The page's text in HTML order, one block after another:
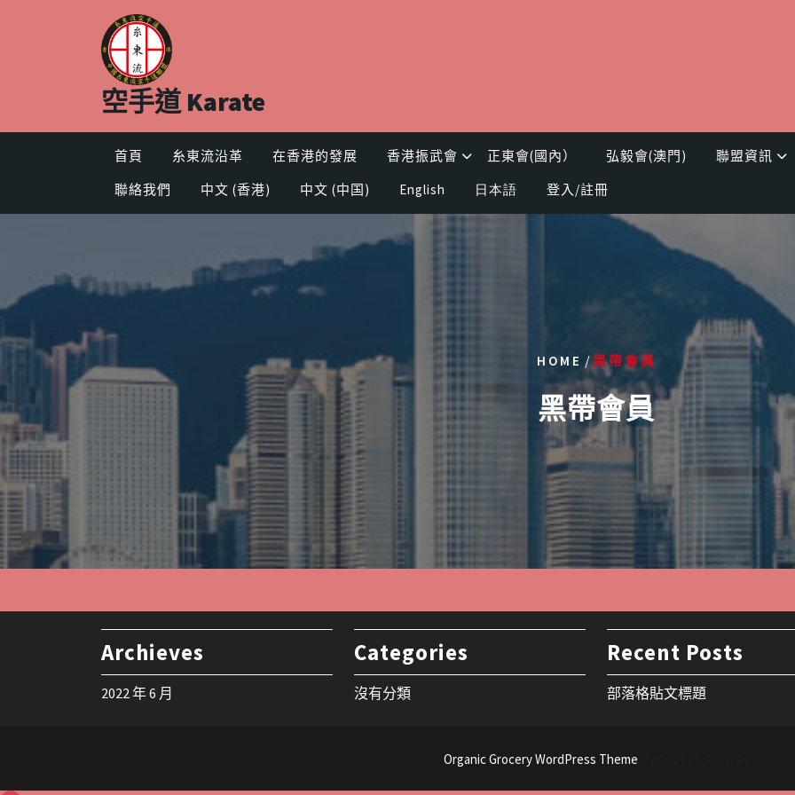
空手道 Karate
首頁 糸東流沿革 在香港的發展 香港振武會 正東會(國內） 弘毅會(澳門)
聯盟資訊
聯絡我們
中文 (香港) 中文 (中国) English 日本語 登入/註冊
HOME /黑帶會員
黑帶會員
Archieves
2022 年 6 月
Categories
沒有分類
Recent Posts
部落格貼文標題
Organic Grocery WordPress Theme